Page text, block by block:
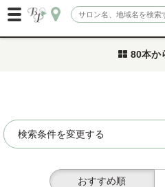
80本か
検索条件を変更する
おすすめ順